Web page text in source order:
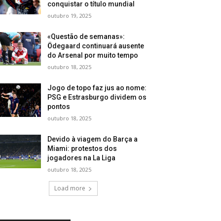
conquistar o título mundial
outubro 19, 2025
«Questão de semanas»:
Ödegaard continuará ausente
do Arsenal por muito tempo
outubro 18, 2025
Jogo de topo faz jus ao nome:
PSG e Estrasburgo dividem os
pontos
outubro 18, 2025
Devido à viagem do Barça a
Miami: protestos dos
jogadores na La Liga
outubro 18, 2025
Load more